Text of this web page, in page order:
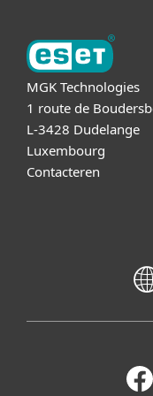
MGK Technologies
1 route de
L-3428 Dudelange
Luxembourg
Contacteren